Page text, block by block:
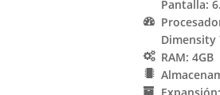
Pantalla:
Dimensity
RAM: 4GB